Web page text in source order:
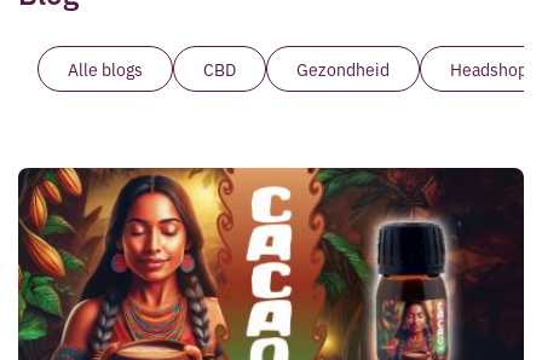
Alle blogs CBD Gezondheid Headshop